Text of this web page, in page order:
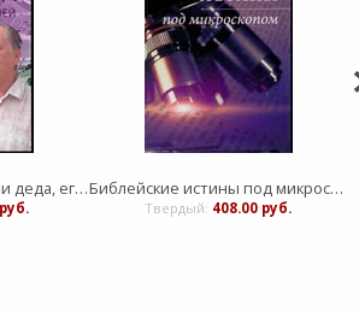
Приключения из жизни деда, его брата и друзей. Прохоров А.П. Библейские истины под микроскопом
Твердый: 408.00 руб.